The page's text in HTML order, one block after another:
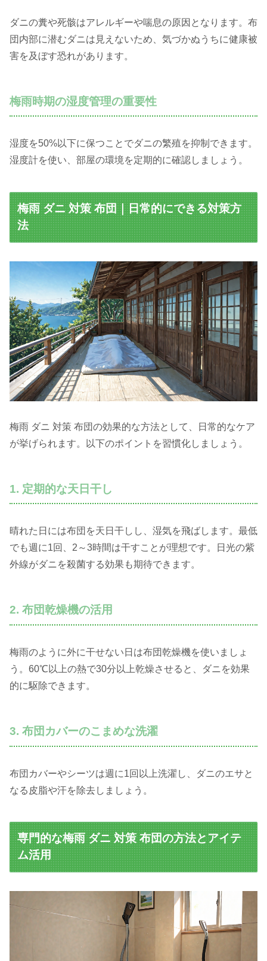
ダニの糞や死骸はアレルギーや喘息の原因となります。布
団内部に潜むダニは見えないため、気づかぬうちに健康被
害を及ぼす恐れがあります。
梅雨時期の湿度管理の重要性
湿度を50%以下に保つことでダニの繁殖を抑制できます。
湿度計を使い、部屋の環境を定期的に確認しましょう。
梅雨 ダニ 対策 布団｜日常的にできる対策方
法
梅雨 ダニ 対策 布団の効果的な方法として、日常的なケア
が挙げられます。以下のポイントを習慣化しましょう。
1. 定期的な天日干し
晴れた日には布団を天日干しし、湿気を飛ばします。最低
でも週に1回、2～3時間は干すことが理想です。日光の紫
外線がダニを殺菌する効果も期待できます。
2. 布団乾燥機の活用
梅雨のように外に干せない日は布団乾燥機を使いましょ
う。60℃以上の熱で30分以上乾燥させると、ダニを効果
的に駆除できます。
3. 布団カバーのこまめな洗濯
布団カバーやシーツは週に1回以上洗濯し、ダニのエサと
なる皮脂や汗を除去しましょう。
専門的な梅雨 ダニ 対策 布団の方法とアイテ
ム活用